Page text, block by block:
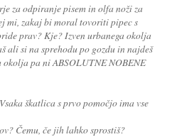
za odpiranje pisem in olfa noži za
mi, zakaj bi moral tovoriti pipec s
prav? Kje? Izven urbanega okolja
ali si na sprehodu po gozdu in najdeš
pa ni ABSOLUTNE NOBENE
škatlica s prvo pomočjo ima vse
Čemu, če jih lahko sprostiš?